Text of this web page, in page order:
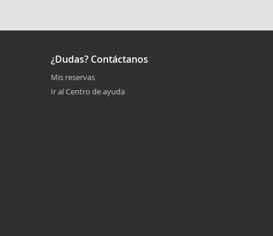
¿Dudas? Contáctanos
Mis reservas
Ir al Centro de ayuda